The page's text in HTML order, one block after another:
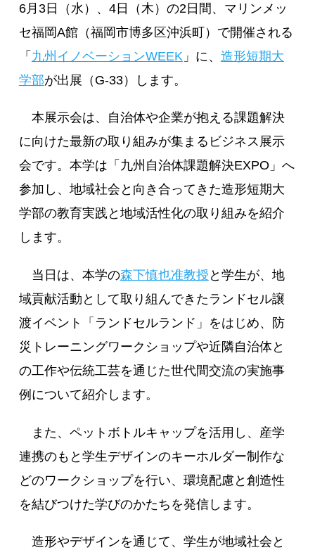
6月3日（水）、4日（木）の2日間、マリンメッ
セ福岡A館（福岡市博多区沖浜町）で開催される
「 九州イノベーションWEEK 」に、 造形短期大
学部が出展（G-33）します。
本展示会は、自治体や企業が抱える課題解決
に向けた最新の取り組みが集まるビジネス展示
会です。本学は「九州自治体課題解決EXPO」へ
参加し、地域社会と向き合ってきた造形短期大
学部の教育実践と地域活性化の取り組みを紹介
します。
当日は、本学の森下慎也准教授 と学生が、地
域貢献活動として取り組んできたランドセル譲
渡イベント「ランドセルランド」をはじめ、防
災トレーニングワークショップや近隣自治体と
の工作や伝統工芸を通じた世代間交流の実施事
例について紹介します。
また、ペットボトルキャップを活用し、産学
連携のもと学生デザインのキーホルダー制作な
どのワークショップを行い、環境配慮と創造性
を結びつけた学びのかたちを発信します。
造形やデザインを通じて、学生が地域社会と